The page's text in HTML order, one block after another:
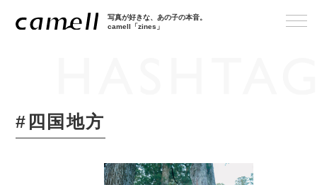
写真が好きな、あの子の本音。
camell「zines」
#四国地方